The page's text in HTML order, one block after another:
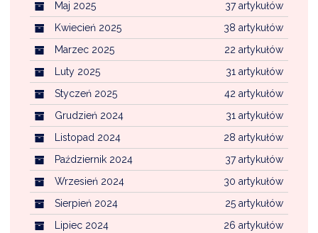
37 artykułów
Maj 2025
38 artykułów
Kwiecień 2025
22 artykułów
Marzec 2025
31 artykułów
Luty 2025
42 artykułów
Styczeń 2025
31 artykułów
Grudzień 2024
28 artykułów
Listopad 2024
37 artykułów
Październik 2024
30 artykułów
Wrzesień 2024
25 artykułów
Sierpień 2024
26 artykułów
Lipiec 2024